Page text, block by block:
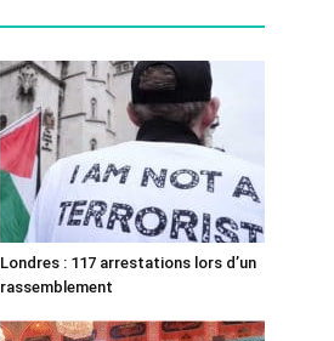
Londres : 117 arrestations lors d’un
rassemblement